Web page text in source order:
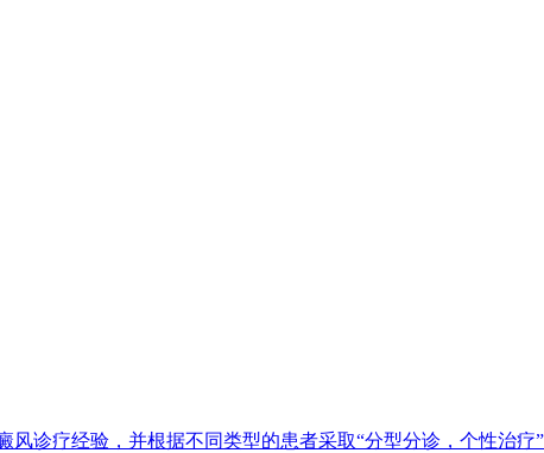
诊疗经验，并根据不同类型的患者采取“分型分诊，个性治